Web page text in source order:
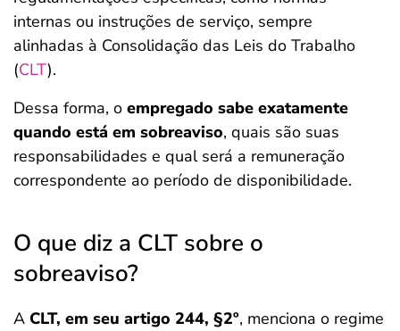
internas ou instruções de serviço, sempre
alinhadas à Consolidação das Leis do Trabalho
(CLT).
Dessa forma, o empregado sabe exatamente
quando está em sobreaviso, quais são suas
responsabilidades e qual será a remuneração
correspondente ao período de disponibilidade.
O que diz a CLT sobre o
sobreaviso?
A CLT, em seu artigo 244, §2º, menciona o regime